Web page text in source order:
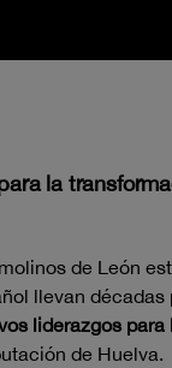
la
de León
llevan
liderazgos
de Huelva.